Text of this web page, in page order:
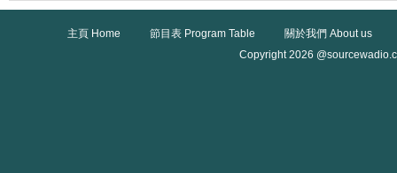
主頁 Home 節目表 Program Table
關於我們 About us
Copyright 2026